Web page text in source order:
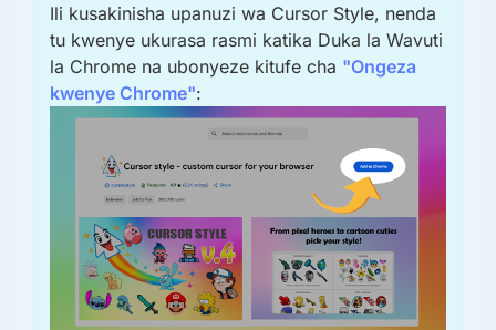
Ili kusakinisha upanuzi wa Cursor Style, nenda
tu kwenye ukurasa rasmi katika Duka la Wavuti
la Chrome na ubonyeze kitufe cha "Ongeza
kwenye Chrome":